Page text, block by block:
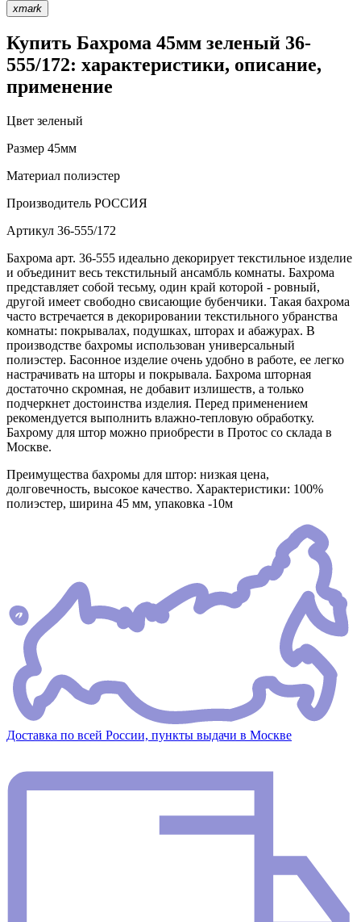
xmark
Купить Бахрома 45мм зеленый 36-
555/172: характеристики, описание,
применение
Цвет зеленый
Размер 45мм
Материал полиэстер
Производитель РОССИЯ
Артикул 36-555/172
Бахрома арт. 36-555 идеально декорирует текстильное изделие
и объединит весь текстильный ансамбль комнаты. Бахрома
представляет собой тесьму, один край которой - ровный,
другой имеет свободно свисающие бубенчики. Такая бахрома
часто встречается в декорировании текстильного убранства
комнаты: покрывалах, подушках, шторах и абажурах. В
производстве бахромы использован универсальный
полиэстер. Басонное изделие очень удобно в работе, ее легко
настрачивать на шторы и покрывала. Бахрома шторная
достаточно скромная, не добавит излишеств, а только
подчеркнет достоинства изделия. Перед применением
рекомендуется выполнить влажно-тепловую обработку.
Бахрому для штор можно приобрести в Протос со склада в
Москве.
Преимущества бахромы для штор: низкая цена,
долговечность, высокое качество. Характеристики: 100%
полиэстер, ширина 45 мм, упаковка -10м
Доставка по всей России, пункты выдачи в Москве